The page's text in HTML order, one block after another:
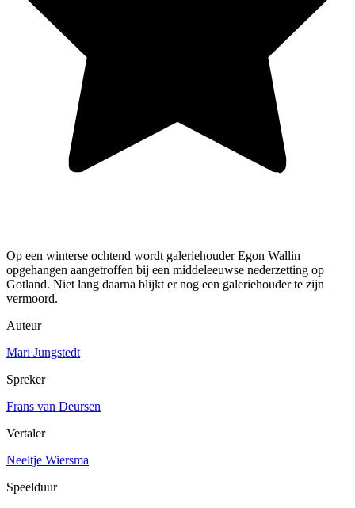
Op een winterse ochtend wordt galeriehouder Egon Wallin
opgehangen aangetroffen bij een middeleeuwse nederzetting op
Gotland. Niet lang daarna blijkt er nog een galeriehouder te zijn
vermoord.
Auteur
Mari Jungstedt
Spreker
Frans van Deursen
Vertaler
Neeltje Wiersma
Speelduur